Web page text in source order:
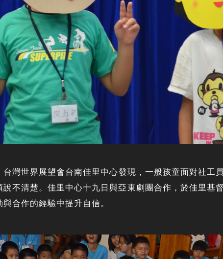
台灣世界展望會台南佳里中心發現，一般孩童面對社工
不清楚。佳里中心十九日與亞東劇團合作，於佳里基
合作的經驗中提升自信。